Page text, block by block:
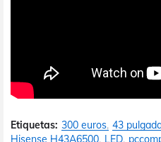
Etiquetas: 300 euros 43
Hisense H43A6500 LED